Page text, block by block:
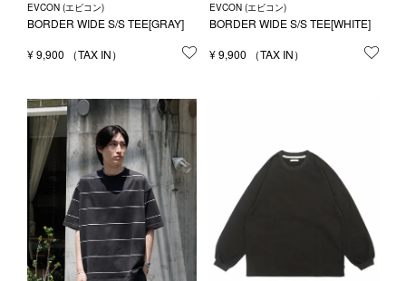
EVCON (エビコン)
BORDER WIDE S/S TEE[GRAY]
¥9,900 お気に入りに登録する
EVCON (エビコン)
BORDER WIDE S/S TEE[WHITE]
¥9,900